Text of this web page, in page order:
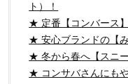
ト）！
★ 定番【コンバース
★ 安心ブランドの【
★ 冬から春へ【スニ
★ コンサバさんにも